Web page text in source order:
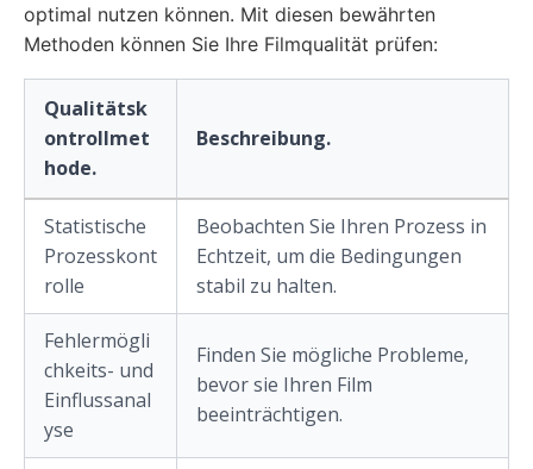
optimal nutzen können. Mit diesen bewährten
Methoden können Sie Ihre Filmqualität prüfen:
Qualitätsk
ontrollmet
hode.
Beschreibung.
Statistische
Prozesskont
rolle
Beobachten Sie Ihren Prozess in
Echtzeit, um die Bedingungen
stabil zu halten.
Fehlermögli
chkeits- und
Einflussanal
yse
Finden Sie mögliche Probleme,
bevor sie Ihren Film
beeinträchtigen.